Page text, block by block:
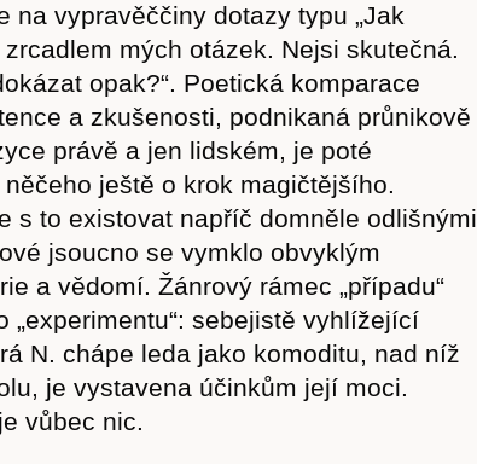
na vypravěččiny dotazy typu „Jak
zrcadlem mých otázek. Nejsi skutečná.
opak?“. Poetická komparace
a zkušenosti, podnikaná průnikově
právě a jen lidském, je poté
ještě o krok magičtějšího.
s to existovat napříč domněle odlišnými
jsoucno se vymklo obvyklým
a vědomí. Žánrový rámec „případu“
„experimentu“: sebejistě vyhlížející
N. chápe leda jako komoditu, nad níž
je vystavena účinkům její moci.
vůbec nic.